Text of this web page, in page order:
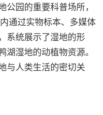
园的重要科普场所，
通过实物标本、多媒体
系统展示了湿地的形
湖湿地的动植物资源。
与人类生活的密切关